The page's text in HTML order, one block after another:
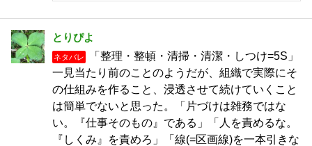
とりぴよ
ネタバレ
「整理・整頓・清掃・清潔・しつけ=5S」
一見当たり前のことのようだが、組織で実際にそ
の仕組みを作ること、浸透させて続けていくこと
は簡単でないと思った。「片づけは雑務ではな
い。『仕事そのもの』である」「人を責めるな。
『しくみ』を責めろ」「線(=区画線)を一本引きな